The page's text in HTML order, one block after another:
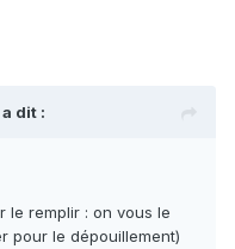
dit :
le remplir : on vous le
pour le dépouillement)